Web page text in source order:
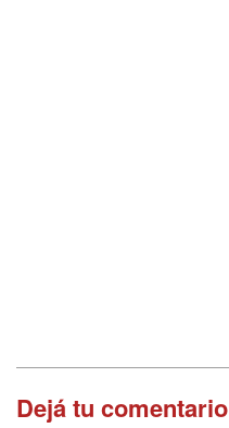
Dejá tu comentario